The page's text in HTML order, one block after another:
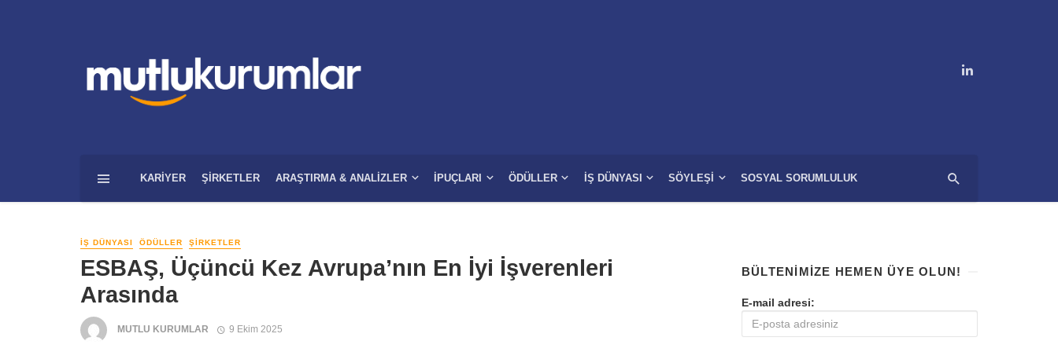
KARIYER ŞIRKETLER ARAŞTIRMA & ANALIZLER İPUÇLARI ÖDÜLLER İŞ DÜNYASI SÖYLEŞI SOSYAL SORUMLULUK
İŞ DÜNYASI ÖDÜLLER ŞIRKETLER
ESBAŞ, Üçüncü Kez Avrupa’nın En İyi İşverenleri
Arasında
MUTLU KURUMLAR 9 Ekim 2025
BÜLTENIMIZE HEMEN ÜYE OLUN!
E-mail adresi: